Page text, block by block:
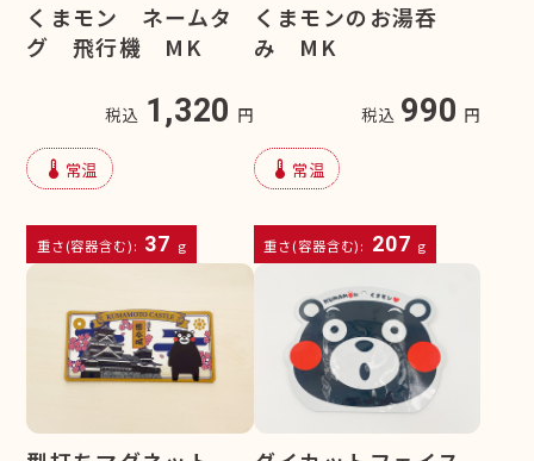
くまモン ネームタ
グ 飛行機 MK
税込 1,320 円
device_thermostat 常温
重さ(容器含む): 37 g
くまモンのお湯呑
み MK
税込 990 円
device_thermostat 常温
重さ(容器含む): 207 g